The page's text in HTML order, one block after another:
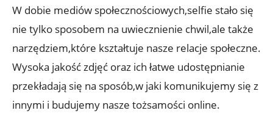
W dobie mediów społecznościowych,selfie stało się
nie tylko sposobem na uwiecznienie ‌chwil,ale także
narzędziem,które kształtuje nasze relacje społeczne.
Wysoka jakość zdjęć oraz ich⁢ łatwe udostępnianie
przekładają się na sposób,w jaki komunikujemy ‌się z
innymi i budujemy⁢ nasze tożsamości online.